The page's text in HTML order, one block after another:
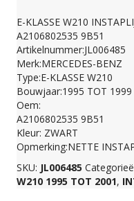
W210
ACHTER
BOVEN
LINKS
E-KLASSE W210
A2106802535 9B51
Artikelnummer:JL006485
Merk:MERCEDES-BENZ
Type:E-KLASSE W210
Bouwjaar:1995 TOT 1999
Oem:
A2106802535 9B51
Kleur: ZWART
Opmerking:NETTE
SKU: JL006485
W210 1995 TOT 2001,